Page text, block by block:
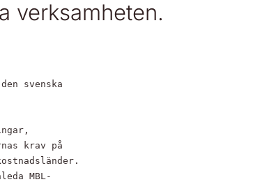
verksamheten.
svenska
krav på
MBL-